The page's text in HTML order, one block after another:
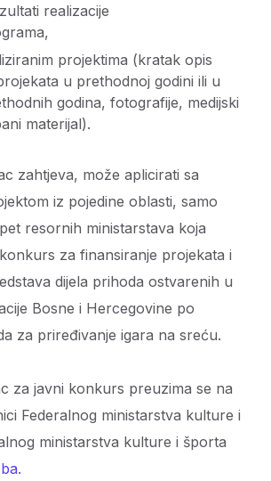
realizacije
projektima (kratak opis
u prethodnoj godini ili u
godina, fotografije, medijski
materijal).
zahtjeva, može aplicirati sa
iz pojedine oblasti, samo
resornih ministarstava koja
za finansiranje projekata i
dijela prihoda ostvarenih u
Bosne i Hercegovine po
za priređivanje igara na sreću.
za javni konkurs preuzima se na
Federalnog ministarstva kulture i
ministarstva kulture i športa